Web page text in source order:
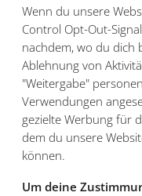
Wenn du unsere
Control Opt-Out-
nachdem, wo du dich
Ablehnung von
"Weitergabe"
Verwendungen
gezielte Werbung für
dem du unsere
können.
Um deine